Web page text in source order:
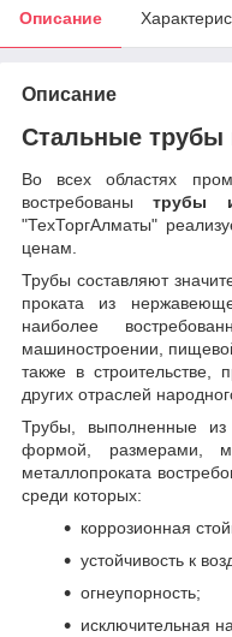
Описание
Описание
Стальные трубы
Во всех областях
востребованытрубы
"ТехТоргАлматы"
ценам.
Трубы составляют
проката из
наиболее
машиностроении,
также в строительстве,
других отраслей
Трубы, выполненные
формой, размерами,
металлопроката
среди которых:
коррозионная
устойчивость к
огнеупорность;
исключительная